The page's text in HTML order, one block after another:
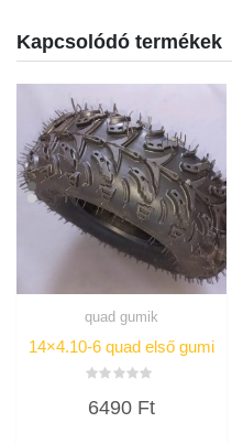
Kapcsolódó termékek
quad gumik
14×4.10-6 quad első gumi
0
6490 Ft